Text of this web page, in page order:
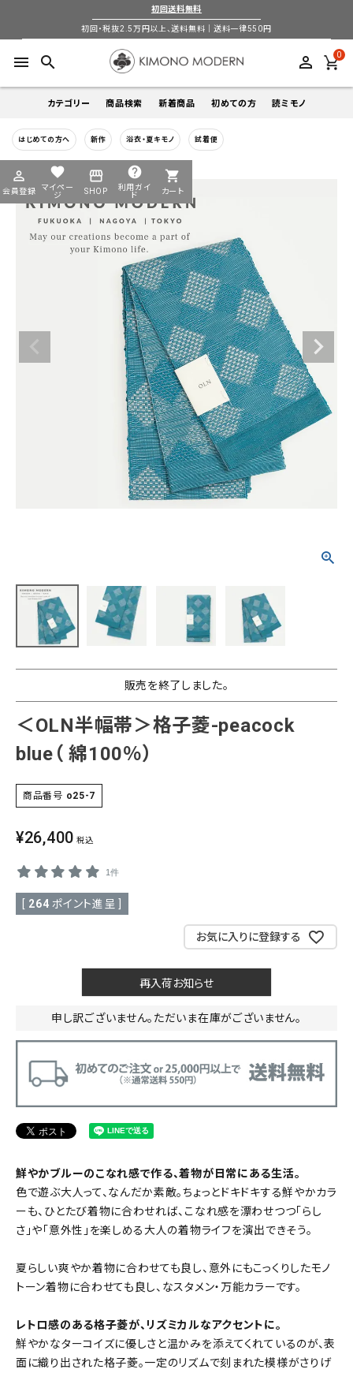
初回送料無料
初回・税抜2.5万円以上、送料無料｜送料一律550円
menu search perm_identity 0
カテゴリー
着物
帯
商品検索
キーワードから探す
季節から探す
夏季以外通年 春 夏 秋
襦袢 小物
ソシアル フォーマル
正絹 木綿・麻 ポリエステル
価格から探す
0-5,000円 5,000-10,000円 10,000-20,000円
30,000円以上
色から探す
新着商品 初めての方 読ミモノ
はじめての方へ 新作 浴衣・夏キモノ 試着便
perm_identity
会員登録
favorite
マイペー
ジ
storefront
SHOP
help
利用ガイ
ド
shopping_cart
カート
login ログイン perm_identity 会員登録
羽織
SALE
ABOUT
販売を終了しました。
＜OLN半幅帯＞格子菱-peacock
blue（ 綿100％）
商品番号 o25-7
¥26,400 税込
1件
264 ポイント進呈 ]
お気に入りに登録する
再入荷お知らせ
申し訳ございません。ただいま在庫がございません。
鮮やかブルーのこなれ感で作る、着物が日常にある生活。
色で遊ぶ大人って、なんだか素敵。ちょっとドキドキする鮮やかカラ
ーも、ひとたび着物に合わせれば、こなれ感を漂わせつつ「らし
さ」や「意外性」を楽しめる大人の着物ライフを演出できそう。
夏らしい爽やか着物に合わせても良し、意外にもこっくりしたモノ
トーン着物に合わせても良し、なスタメン・万能カラーです。
レトロ感のある格子菱が、リズミカルなアクセントに。
鮮やかなターコイズに優しさと温かみを添えてくれているのが、表
面に織り出された格子菱。一定のリズムで刻まれた模様がさりげ